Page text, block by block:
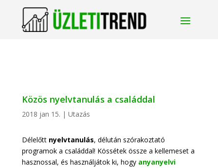
Közös nyelvtanulás a családdal
2018 jan 15. | Utazás
Délelőtt nyelvtanulás, délután szórakoztató
programok a családdal! Kössétek össze a kellemeset a
hasznossal, és használjátok ki, hogy anyanyelvi